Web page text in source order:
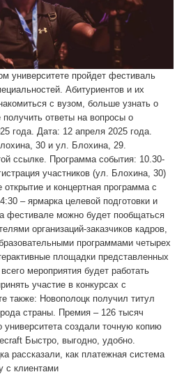
университете пройдет фестиваль
Абитуриентов и их
с вузом, больше узнать о
ответы на вопросы о
года. Дата: 12 апреля 2025 года.
30 и ул. Блохина, 29.
ссылке. Программа события: 10.30-
участников (ул. Блохина, 30)
открытие и концертная программа с
– ярмарка целевой подготовки и
фестивале можно будет пообщаться
организаций-заказчиков кадров,
программами четырех
площадки представленных
мероприятия будет работать
участие в конкурсах с
также: Новополоцк получил титул
страны. Премия – 126 тысяч
университета создали точную копию
Быстро, выгодно, удобно.
рассказали, как платежная система
с клиентами